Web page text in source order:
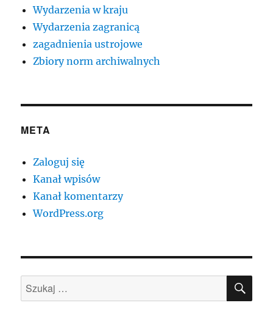
Wydarzenia w kraju
Wydarzenia zagranicą
zagadnienia ustrojowe
Zbiory norm archiwalnych
META
Zaloguj się
Kanał wpisów
Kanał komentarzy
WordPress.org
Szukaj: